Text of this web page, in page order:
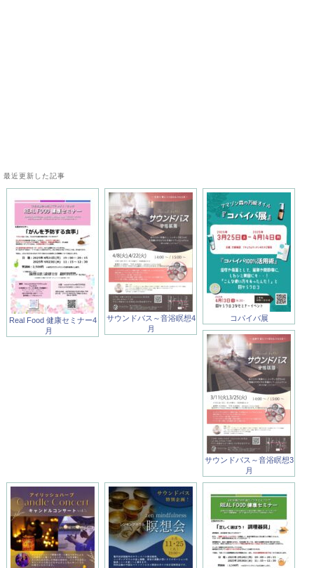
最近更新した記事
Real Food 健康セミナー4
月
サウンドバス～音浴瞑想4
月
コパイバ展
サウンドバス～音浴瞑想3
月